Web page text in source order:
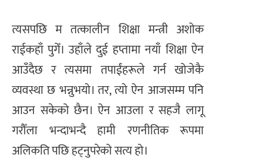
त्यसपछि म तत्कालीन शिक्षा मन्त्री अशोक
राईकहाँ पुगेँ। उहाँले दुई हप्तामा नयाँ शिक्षा ऐन
आउँदैछ र त्यसमा तपाईंहरूले गर्न खोजेकै
व्यवस्था छ भन्नुभयो। तर, त्यो ऐन आजसम्म पनि
आउन सकेको छैन। ऐन आउला र सहजै लागू
गरौँला भन्दाभन्दै हामी रणनीतिक रूपमा
अलिकति पछि हट्नुपरेको सत्य हो।